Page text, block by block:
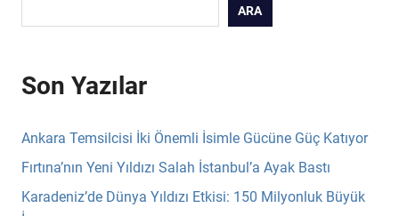
ARA
Son Yazılar
Ankara Temsilcisi İki Önemli İsimle Gücüne Güç Katıyor
Fırtına’nın Yeni Yıldızı Salah İstanbul’a Ayak Bastı
Karadeniz’de Dünya Yıldızı Etkisi: 150 Milyonluk Büyük